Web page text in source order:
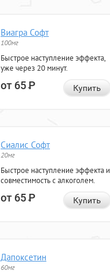
Виагра Софт
100мг
Быстрое наступление эффекта,
уже через 20 минут.
от 65Р Купить
Сиалис Софт
20мг
Быстрое наступление эффекта и
совместимость с алкоголем.
от 65Р Купить
Дапоксетин
60мг